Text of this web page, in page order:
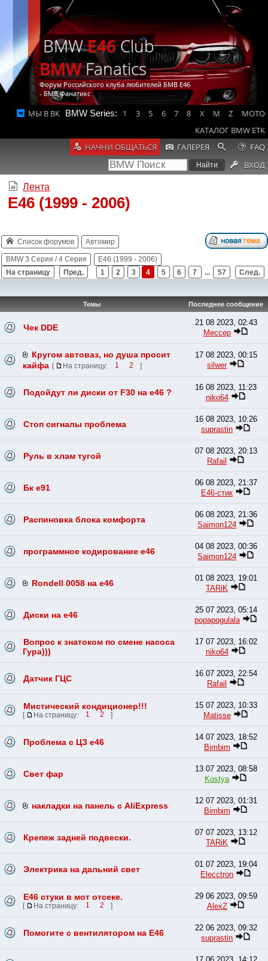
BMWE46Club
BMWFanatics
Форум Российского клуба любителей БМВ Е46
- БМВ Фанатикс
МЫ В ВК BMW Series: 1 3 5 6 7 8 X M Z
MOTO
КАТАЛОГ BMW ETK
НАЧНИ ОБЩАТЬСЯ
ГАЛЕРЕЯ
FAQ
ВХОД
Лента
E46 (1999 - 2006)
Список форумов Автомир
BMW 3 Серия / 4 Серия
E46 (1999 - 2006)
На страницу
Пред. 1 2 3 4 5 6 7 ... 57 След.
Темы Последнее сообщение
Чек DDE
21 08 2023, 02:43
Мессер
Кругом автоваз, но душа просит
кайфа [ На страницу: 1 2 ]
17 08 2023, 00:15
silwer
Подойдут ли диски от F30 на е46 ?
16 08 2023, 11:23
niko64
Стоп сигналы проблема
16 08 2023, 10:26
suprastin
Руль в хлам тугой
07 08 2023, 20:13
Rafail
Бк е91
06 08 2023, 21:37
E46-стик
Распиновка блока комфорта
06 08 2023, 21:36
Saimon124
программное кодирование е46
04 08 2023, 00:36
Saimon124
Rondell 0058 на e46
01 08 2023, 19:01
TARiK
Диски на e46
25 07 2023, 05:14
popapogulala
Вопрос к знатоком по смене насоса
Гура)))
17 07 2023, 16:02
niko64
Датчик ГЦС
16 07 2023, 22:54
Rafail
Мистический кондиционер!!!
[ На страницу: 1 2 ]
15 07 2023, 10:33
Matisse
Проблема с ЦЗ е46
14 07 2023, 18:52
Bimbim
Свет фар
13 07 2023, 08:58
Kostya
накладки на панель с AliExpress
12 07 2023, 01:31
Bimbim
Крепеж задней подвески.
07 07 2023, 13:12
TARiK
Электрика на дальний свет
01 07 2023, 19:04
Elecctron
Е46 стуки в мот отсеке.
[ На страницу: 1 2 ]
29 06 2023, 09:59
AlexZ
Помогите с вентилятором на Е46
22 06 2023, 09:32
suprastin